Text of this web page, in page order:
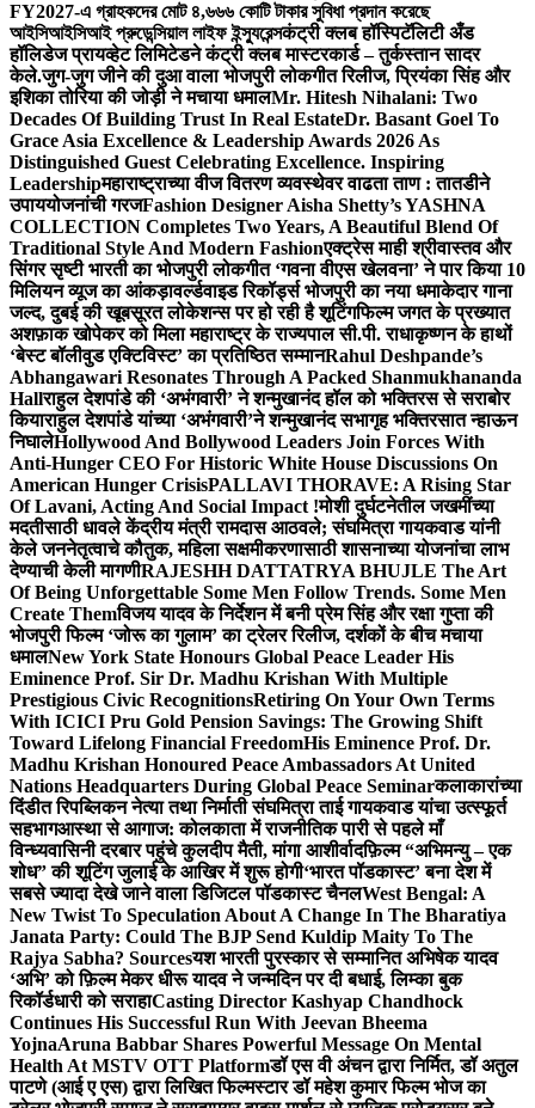
FY2027-এ গ্রাহকদের মোট ৪,৬৬৬ কোটি টাকার সুবিধা প্রদান করেছে
আইসিআইসিআই প্রুডেন্সিয়াল লাইফ ইন্স্যুরেন্সकंट्री क्लब हॉस्पिटॅलिटी अँड
हॉलिडेज प्रायव्हेट लिमिटेडने कंट्री क्लब मास्टरकार्ड – तुर्कस्तान सादर
केले.जुग-जुग जीने की दुआ वाला भोजपुरी लोकगीत रिलीज, प्रियंका सिंह और
इशिका तोरिया की जोड़ी ने मचाया धमालMr. Hitesh Nihalani: Two
Decades Of Building Trust In Real EstateDr. Basant Goel To
Grace Asia Excellence & Leadership Awards 2026 As
Distinguished Guest Celebrating Excellence. Inspiring
Leadershipमहाराष्ट्राच्या वीज वितरण व्यवस्थेवर वाढता ताण : तातडीने
उपाययोजनांची गरजFashion Designer Aisha Shetty’s YASHNA
COLLECTION Completes Two Years, A Beautiful Blend Of
Traditional Style And Modern Fashionएक्ट्रेस माही श्रीवास्तव और
सिंगर सृष्टी भारती का भोजपुरी लोकगीत ‘गवना वीएस खेलवना’ ने पार किया 10
मिलियन व्यूज का आंकड़ावर्ल्डवाइड रिकॉर्ड्स भोजपुरी का नया धमाकेदार गाना
जल्द, दुबई की खूबसूरत लोकेशन्स पर हो रही है शूटिंगफिल्म जगत के प्रख्यात
अशफ़ाक खोपेकर को मिला महाराष्ट्र के राज्यपाल सी.पी. राधाकृष्णन के हाथों
‘बेस्ट बॉलीवुड एक्टिविस्ट’ का प्रतिष्ठित सम्मानRahul Deshpande’s
Abhangawari Resonates Through A Packed Shanmukhananda
Hallराहुल देशपांडे की ‘अभंगवारी’ ने शन्मुखानंद हॉल को भक्तिरस से सराबोर
कियाराहुल देशपांडे यांच्या ‘अभंगवारी’ने शन्मुखानंद सभागृह भक्तिरसात न्हाऊन
निघालेHollywood And Bollywood Leaders Join Forces With
Anti-Hunger CEO For Historic White House Discussions On
American Hunger CrisisPALLAVI THORAVE: A Rising Star
Of Lavani, Acting And Social Impact !मोशी दुर्घटनेतील जखमींच्या
मदतीसाठी धावले केंद्रीय मंत्री रामदास आठवले; संघमित्रा गायकवाड यांनी
केले जननेतृत्वाचे कौतुक, महिला सक्षमीकरणासाठी शासनाच्या योजनांचा लाभ
देण्याची केली मागणीRAJESHH DATTATRYA BHUJLE The Art
Of Being Unforgettable Some Men Follow Trends. Some Men
Create Themविजय यादव के निर्देशन में बनी प्रेम सिंह और रक्षा गुप्ता की
भोजपुरी फिल्म ‘जोरू का गुलाम’ का ट्रेलर रिलीज, दर्शकों के बीच मचाया
धमालNew York State Honours Global Peace Leader His
Eminence Prof. Sir Dr. Madhu Krishan With Multiple
Prestigious Civic RecognitionsRetiring On Your Own Terms
With ICICI Pru Gold Pension Savings: The Growing Shift
Toward Lifelong Financial FreedomHis Eminence Prof. Dr.
Madhu Krishan Honoured Peace Ambassadors At United
Nations Headquarters During Global Peace Seminarकलाकारांच्या
दिंडीत रिपब्लिकन नेत्या तथा निर्माती संघमित्रा ताई गायकवाड यांचा उत्स्फूर्त
सहभागआस्था से आगाज: कोलकाता में राजनीतिक पारी से पहले माँ
विन्ध्यवासिनी दरबार पहुंचे कुलदीप मैती, मांगा आशीर्वादफ़िल्म “अभिमन्यु – एक
शोध” की शूटिंग जुलाई के आखिर में शुरू होगी‘भारत पॉडकास्ट’ बना देश में
सबसे ज्यादा देखे जाने वाला डिजिटल पॉडकास्ट चैनलWest Bengal: A
New Twist To Speculation About A Change In The Bharatiya
Janata Party: Could The BJP Send Kuldip Maity To The
Rajya Sabha? Sourcesयश भारती पुरस्कार से सम्मानित अभिषेक यादव
‘अभि’ को फ़िल्म मेकर धीरू यादव ने जन्मदिन पर दी बधाई, लिम्का बुक
रिकॉर्डधारी को सराहाCasting Director Kashyap Chandhock
Continues His Successful Run With Jeevan Bheema
YojnaAruna Babbar Shares Powerful Message On Mental
Health At MSTV OTT Platformडॉ एस वी अंचन द्वारा निर्मित, डॉ अतुल
पाटणे (आई ए एस) द्वारा लिखित फिल्मस्टार डॉ महेश कुमार फिल्म भोज का